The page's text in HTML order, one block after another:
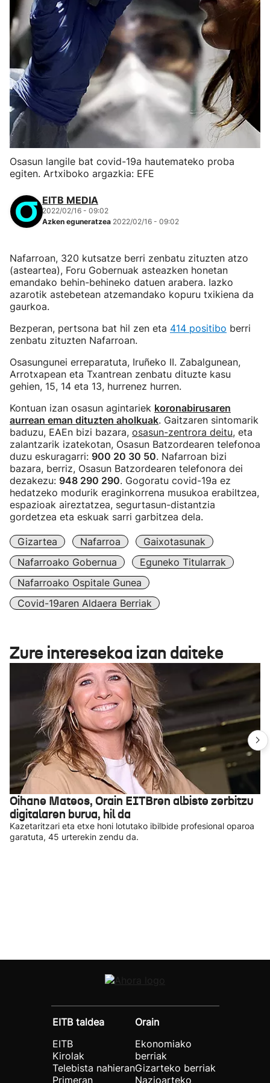
Osasun langile bat covid-19a hautemateko proba
egiten. Artxiboko argazkia: EFE
EITB MEDIA
2022/02/16 - 09:02
Azken eguneratzea 2022/02/16 - 09:02
Nafarroan, 320 kutsatze berri zenbatu zituzten atzo
(asteartea), Foru Gobernuak asteazken honetan
emandako behin-behineko datuen arabera. Iazko
azarotik astebetean atzemandako kopuru txikiena da
gaurkoa.
Bezperan, pertsona bat hil zen eta 414 positibo berri
zenbatu zituzten Nafarroan.
Osasungunei erreparatuta, Iruñeko II. Zabalgunean,
Arrotxapean eta Txantrean zenbatu dituzte kasu
gehien, 15, 14 eta 13, hurrenez hurren.
Kontuan izan osasun agintariek koronabirusaren
aurrean eman dituzten aholkuak. Gaitzaren sintomarik
baduzu, EAEn bizi bazara, osasun-zentrora deitu, eta
zalantzarik izatekotan, Osasun Batzordearen telefonoa
duzu eskuragarri: 900 20 30 50. Nafarroan bizi
bazara, berriz, Osasun Batzordearen telefonora dei
dezakezu: 948 290 290. Gogoratu covid-19a ez
hedatzeko modurik eraginkorrena musukoa erabiltzea,
espazioak aireztatzea, segurtasun-distantzia
gordetzea eta eskuak sarri garbitzea dela.
Gizartea Nafarroa
Gaixotasunak
Nafarroako Gobernua
Eguneko Titularrak
Nafarroako Ospitale Gunea
Covid-19aren Aldaera Berriak
Zure interesekoa izan daiteke
Oihane Mateos, Orain EITBren albiste zerbitzu
digitalaren burua, hil da
Kazetaritzari eta etxe honi lotutako ibilbide profesional oparoa
garatuta, 45 urterekin zendu da.
EITB taldea
EITB
Kirolak
Telebista nahieran
Primeran
Orain
Ekonomiako
berriak
Gizarteko berriak
Nazioarteko